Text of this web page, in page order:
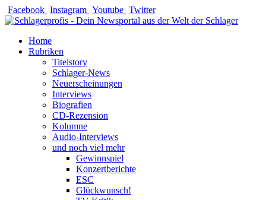
Zum
Inhalt
Facebook Instagram Youtube Twitter
Home
Rubriken
Titelstory
Schlager-News
Neuerscheinungen
Interviews
Biografien
CD-Rezension
Kolumne
Audio-Interviews
und noch viel mehr
Gewinnspiel
Konzertberichte
ESC
Glückwunsch!